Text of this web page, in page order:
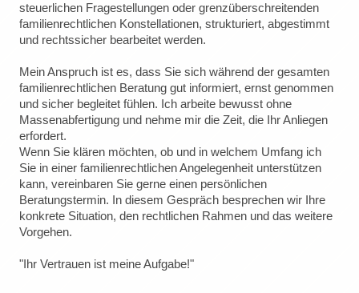
steuerlichen Fragestellungen oder grenzüberschreitenden
familienrechtlichen Konstellationen, strukturiert, abgestimmt
und rechtssicher bearbeitet werden.
Mein Anspruch ist es, dass Sie sich während der gesamten
familienrechtlichen Beratung gut informiert, ernst genommen
und sicher begleitet fühlen. Ich arbeite bewusst ohne
Massenabfertigung und nehme mir die Zeit, die Ihr Anliegen
erfordert.
Wenn Sie klären möchten, ob und in welchem Umfang ich
Sie in einer familienrechtlichen Angelegenheit unterstützen
kann, vereinbaren Sie gerne einen persönlichen
Beratungstermin. In diesem Gespräch besprechen wir Ihre
konkrete Situation, den rechtlichen Rahmen und das weitere
Vorgehen.
"Ihr Vertrauen ist meine Aufgabe!"